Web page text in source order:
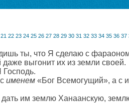
21 22 23 24 25 26 27 28 29 30 31 32 33 34 35 36 37
ты, что Я сделаю с
даже выгонит их из земли своей.
именем «Бог Всемогущий», а с
им землю Ханаанскую,